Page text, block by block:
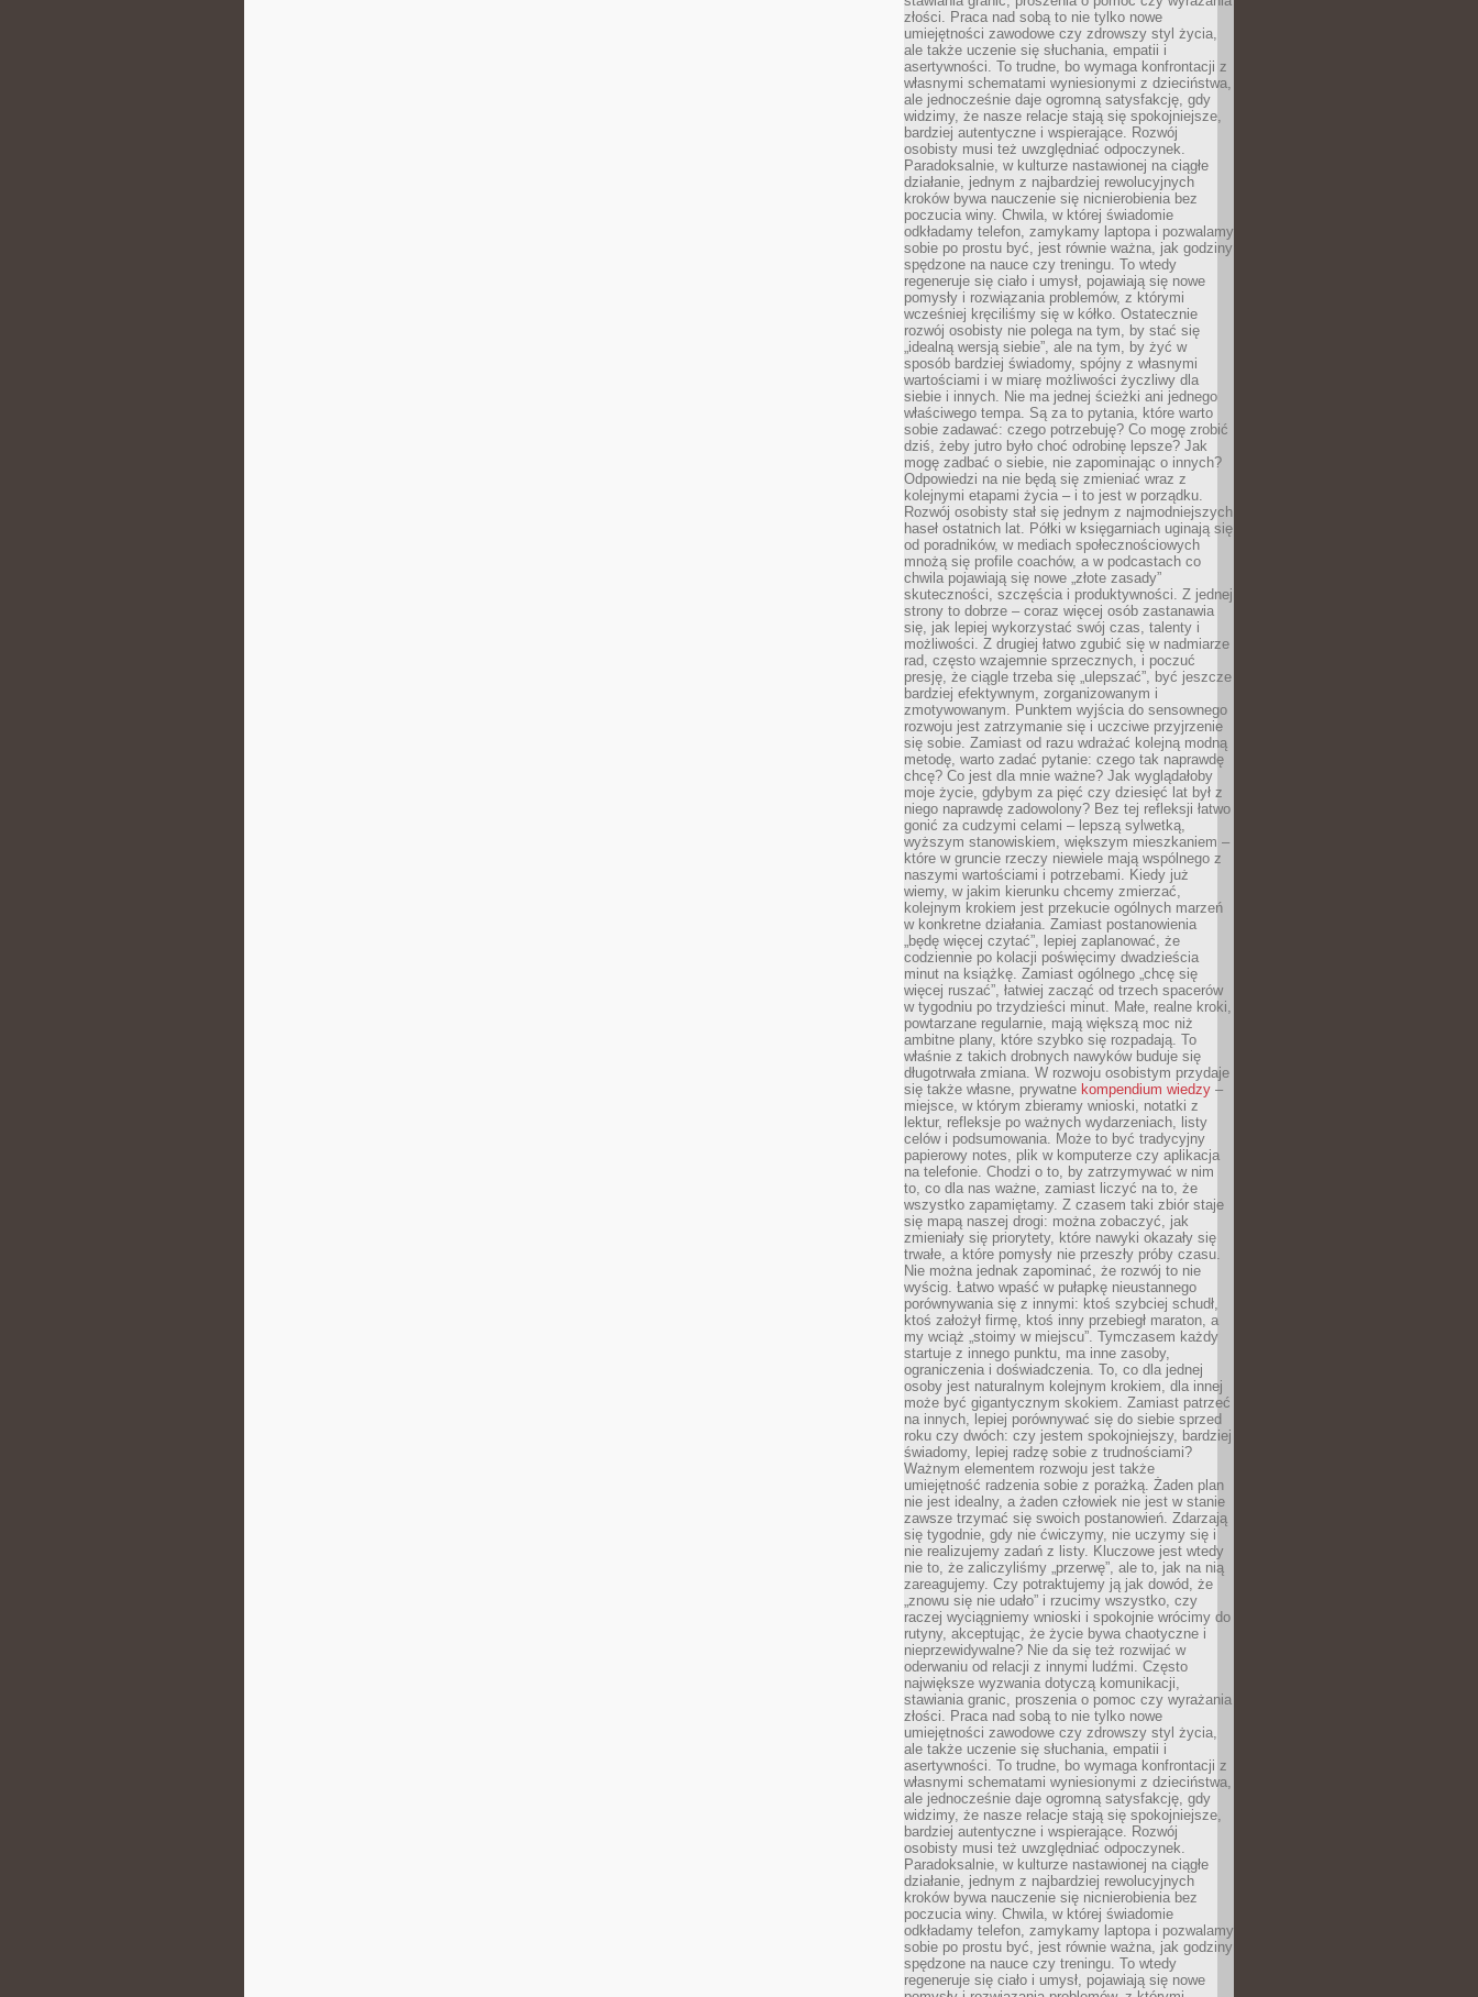
złości. Praca nad sobą to nie tylko nowe
umiejętności zawodowe czy zdrowszy styl życia,
ale także uczenie się słuchania, empatii i
asertywności. To trudne, bo wymaga konfrontacji z
własnymi schematami wyniesionymi z dzieciństwa,
ale jednocześnie daje ogromną satysfakcję, gdy
widzimy, że nasze relacje stają się spokojniejsze,
bardziej autentyczne i wspierające. Rozwój
osobisty musi też uwzględniać odpoczynek.
Paradoksalnie, w kulturze nastawionej na ciągłe
działanie, jednym z najbardziej rewolucyjnych
kroków bywa nauczenie się nicnierobienia bez
poczucia winy. Chwila, w której świadomie
odkładamy telefon, zamykamy laptopa i pozwalamy
sobie po prostu być, jest równie ważna, jak godziny
spędzone na nauce czy treningu. To wtedy
regeneruje się ciało i umysł, pojawiają się nowe
pomysły i rozwiązania problemów, z którymi
wcześniej kręciliśmy się w kółko. Ostatecznie
rozwój osobisty nie polega na tym, by stać się
„idealną wersją siebie”, ale na tym, by żyć w
sposób bardziej świadomy, spójny z własnymi
wartościami i w miarę możliwości życzliwy dla
siebie i innych. Nie ma jednej ścieżki ani jednego
właściwego tempa. Są za to pytania, które warto
sobie zadawać: czego potrzebuję? Co mogę zrobić
dziś, żeby jutro było choć odrobinę lepsze? Jak
mogę zadbać o siebie, nie zapominając o innych?
Odpowiedzi na nie będą się zmieniać wraz z
kolejnymi etapami życia – i to jest w porządku.
Rozwój osobisty stał się jednym z najmodniejszych
haseł ostatnich lat. Półki w księgarniach uginają się
od poradników, w mediach społecznościowych
mnożą się profile coachów, a w podcastach co
chwila pojawiają się nowe „złote zasady”
skuteczności, szczęścia i produktywności. Z jednej
strony to dobrze – coraz więcej osób zastanawia
się, jak lepiej wykorzystać swój czas, talenty i
możliwości. Z drugiej łatwo zgubić się w nadmiarze
rad, często wzajemnie sprzecznych, i poczuć
presję, że ciągle trzeba się „ulepszać”, być jeszcze
bardziej efektywnym, zorganizowanym i
zmotywowanym. Punktem wyjścia do sensownego
rozwoju jest zatrzymanie się i uczciwe przyjrzenie
się sobie. Zamiast od razu wdrażać kolejną modną
metodę, warto zadać pytanie: czego tak naprawdę
chcę? Co jest dla mnie ważne? Jak wyglądałoby
moje życie, gdybym za pięć czy dziesięć lat był z
niego naprawdę zadowolony? Bez tej refleksji łatwo
gonić za cudzymi celami – lepszą sylwetką,
wyższym stanowiskiem, większym mieszkaniem –
które w gruncie rzeczy niewiele mają wspólnego z
naszymi wartościami i potrzebami. Kiedy już
wiemy, w jakim kierunku chcemy zmierzać,
kolejnym krokiem jest przekucie ogólnych marzeń
w konkretne działania. Zamiast postanowienia
„będę więcej czytać”, lepiej zaplanować, że
codziennie po kolacji poświęcimy dwadzieścia
minut na książkę. Zamiast ogólnego „chcę się
więcej ruszać”, łatwiej zacząć od trzech spacerów
w tygodniu po trzydzieści minut. Małe, realne kroki,
powtarzane regularnie, mają większą moc niż
ambitne plany, które szybko się rozpadają. To
właśnie z takich drobnych nawyków buduje się
długotrwała zmiana. W rozwoju osobistym przydaje
się także własne, prywatne kompendium wiedzy –
miejsce, w którym zbieramy wnioski, notatki z
lektur, refleksje po ważnych wydarzeniach, listy
celów i podsumowania. Może to być tradycyjny
papierowy notes, plik w komputerze czy aplikacja
na telefonie. Chodzi o to, by zatrzymywać w nim
to, co dla nas ważne, zamiast liczyć na to, że
wszystko zapamiętamy. Z czasem taki zbiór staje
się mapą naszej drogi: można zobaczyć, jak
zmieniały się priorytety, które nawyki okazały się
trwałe, a które pomysły nie przeszły próby czasu.
Nie można jednak zapominać, że rozwój to nie
wyścig. Łatwo wpaść w pułapkę nieustannego
porównywania się z innymi: ktoś szybciej schudł,
ktoś założył firmę, ktoś inny przebiegł maraton, a
my wciąż „stoimy w miejscu”. Tymczasem każdy
startuje z innego punktu, ma inne zasoby,
ograniczenia i doświadczenia. To, co dla jednej
osoby jest naturalnym kolejnym krokiem, dla innej
może być gigantycznym skokiem. Zamiast patrzeć
na innych, lepiej porównywać się do siebie sprzed
roku czy dwóch: czy jestem spokojniejszy, bardziej
świadomy, lepiej radzę sobie z trudnościami?
Ważnym elementem rozwoju jest także
umiejętność radzenia sobie z porażką. Żaden plan
nie jest idealny, a żaden człowiek nie jest w stanie
zawsze trzymać się swoich postanowień. Zdarzają
się tygodnie, gdy nie ćwiczymy, nie uczymy się i
nie realizujemy zadań z listy. Kluczowe jest wtedy
nie to, że zaliczyliśmy „przerwę”, ale to, jak na nią
zareagujemy. Czy potraktujemy ją jak dowód, że
„znowu się nie udało” i rzucimy wszystko, czy
raczej wyciągniemy wnioski i spokojnie wrócimy do
rutyny, akceptując, że życie bywa chaotyczne i
nieprzewidywalne? Nie da się też rozwijać w
oderwaniu od relacji z innymi ludźmi. Często
największe wyzwania dotyczą komunikacji,
stawiania granic, proszenia o pomoc czy wyrażania
złości. Praca nad sobą to nie tylko nowe
umiejętności zawodowe czy zdrowszy styl życia,
ale także uczenie się słuchania, empatii i
asertywności. To trudne, bo wymaga konfrontacji z
własnymi schematami wyniesionymi z dzieciństwa,
ale jednocześnie daje ogromną satysfakcję, gdy
widzimy, że nasze relacje stają się spokojniejsze,
bardziej autentyczne i wspierające. Rozwój
osobisty musi też uwzględniać odpoczynek.
Paradoksalnie, w kulturze nastawionej na ciągłe
działanie, jednym z najbardziej rewolucyjnych
kroków bywa nauczenie się nicnierobienia bez
poczucia winy. Chwila, w której świadomie
odkładamy telefon, zamykamy laptopa i pozwalamy
sobie po prostu być, jest równie ważna, jak godziny
spędzone na nauce czy treningu. To wtedy
regeneruje się ciało i umysł, pojawiają się nowe